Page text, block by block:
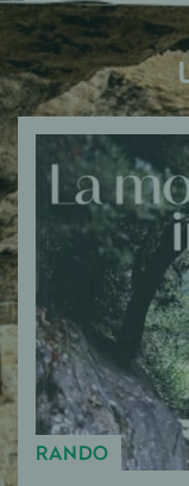
RANDO